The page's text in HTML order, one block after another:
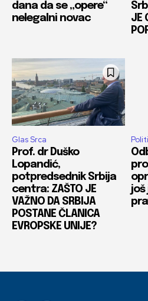
dana da se „opere“
nelegalni novac
JE
Glas Srca
Prof. dr Duško
Lopandić,
potpredsednik Srbija
centra: ZAŠTO JE
VAŽNO DA SRBIJA
POSTANE ČLANICA
EVROPSKE UNIJE?
još